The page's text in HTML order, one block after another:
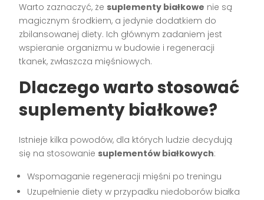
Warto zaznaczyć, że suplementy białkowe nie są
magicznym środkiem, a jedynie dodatkiem do
zbilansowanej diety. Ich głównym zadaniem jest
wspieranie organizmu w budowie i regeneracji
tkanek, zwłaszcza mięśniowych.
Dlaczego warto stosować
suplementy białkowe?
Istnieje kilka powodów, dla których ludzie decydują
się na stosowanie suplementów białkowych:
Wspomaganie regeneracji mięśni po treningu
Uzupełnienie diety w przypadku niedoborów białka